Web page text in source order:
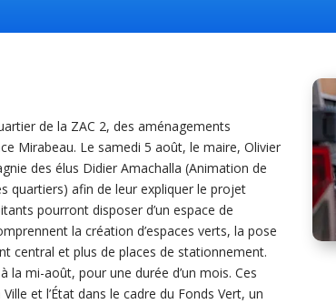
de la ZAC 2, des aménagements
Mirabeau. Le samedi 5 août, le maire, Olivier
des élus Didier Amachalla (Animation de
quartiers) afin de leur expliquer le projet
pourront disposer d’un espace de
la création d’espaces verts, la pose
central et plus de places de stationnement.
la mi-août, pour une durée d’un mois. Ces
et l’État dans le cadre du Fonds Vert, un